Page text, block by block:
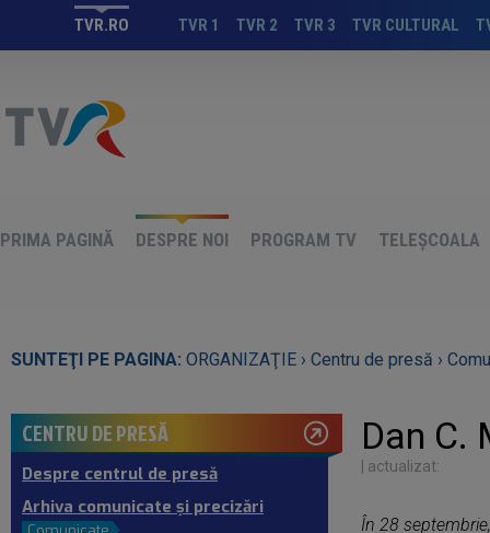
TVR CULTURAL
TVR 3
TVR 2
TVR 1
TVR.RO
PRIMA PAGINĂ DESPRE NOI PROGRAM TV TELEȘCOALA
SUNTEŢI PE PAGINA: ORGANIZAŢIE › Centru de presă ›
CENTRU DE PRESĂ
Despre centrul de presă
Arhiva comunicate şi precizări
Dan C.
| actualizat:
În 28